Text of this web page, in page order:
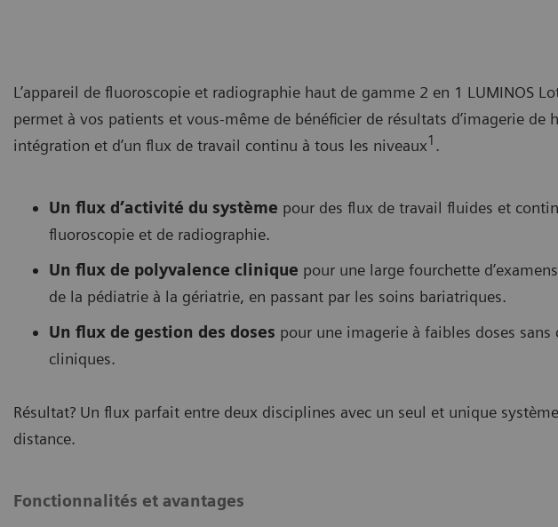
L’appareil de fluoroscopie et radiographie haut de gamme 2 en 1 LUMINOS
permet à vos patients et vous-même de bénéficier de résultats d’imagerie de
intégration et d’un flux de travail continu à tous les niveaux1 .
Un flux d’activité du système pour des flux de travail fluides et
fluoroscopie et de radiographie.
Un flux de polyvalence clinique pour une large fourchette
de la pédiatrie à la gériatrie, en passant par les soins bariatriques.
Un flux de gestion des doses pour une imagerie à faibles doses
cliniques.
Résultat? Un flux parfait entre deux disciplines avec un seul et unique
distance.
Fonctionnalités et avantages